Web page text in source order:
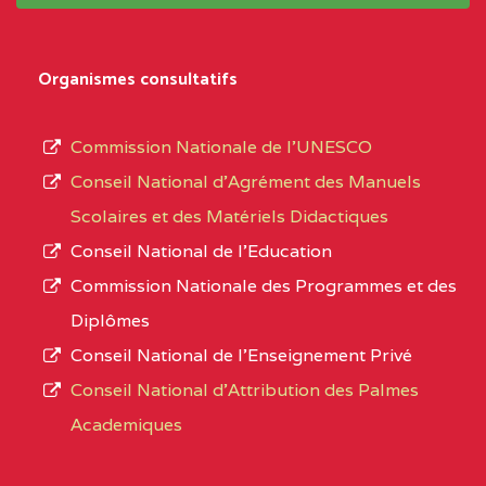
D'ENSEIGNEMENT
PROFESSIONNEL
(CEGEP) STE FOI BP
:4740 YAOUNDE
CENTRE
COLLEGE PANAFRICAIN
DE L'EXCELLENCE BP
CENTRE
COLLEGE PRIVE
type
L’offre
d’éducation
de
Organismes consultatifs
Commission Nationale de l’UNESCO
Conseil National d’Agrément des Manuels
Scolaires et des Matériels Didactiques
Conseil National de l’Education
Commission Nationale des Programmes et des
Diplômes
Conseil National de l’Enseignement Privé
Conseil National d'Attribution des Palmes
Academiques